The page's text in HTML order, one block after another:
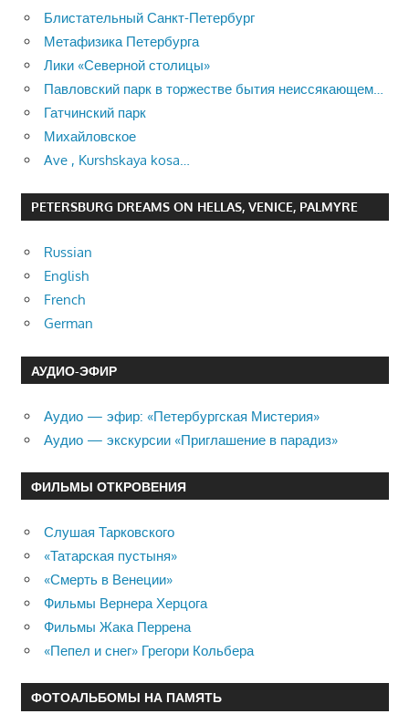
Блистательный Санкт-Петербург
Метафизика Петербурга
Лики «Северной столицы»
Павловский парк в торжестве бытия неиссякающем…
Гатчинский парк
Михайловское
Ave , Kurshskaya kosa…
PETERSBURG DREAMS ON HELLAS, VENICE, PALMYRE
Russian
English
French
German
АУДИО-ЭФИР
Аудио — эфир: «Петербургская Мистерия»
Аудио — экскурсии «Приглашение в парадиз»
ФИЛЬМЫ ОТКРОВЕНИЯ
Слушая Тарковского
«Татарская пустыня»
«Смерть в Венеции»
Фильмы Вернера Херцога
Фильмы Жака Перрена
«Пепел и снег» Грегори Кольбера
ФОТОАЛЬБОМЫ НА ПАМЯТЬ